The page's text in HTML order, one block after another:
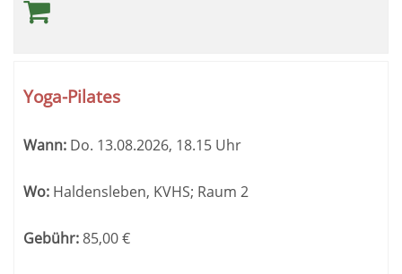
Yoga-Pilates
Wann: Do. 13.08.2026, 18.15 Uhr
Wo: Haldensleben, KVHS; Raum 2
Gebühr:85,00€